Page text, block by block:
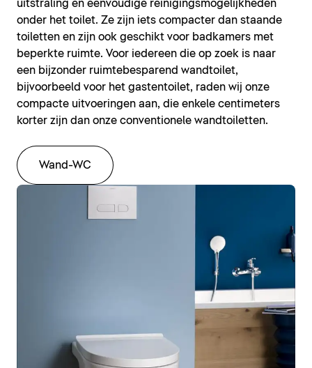
uitstraling en eenvoudige reinigingsmogelijkheden
onder het toilet. Ze zijn iets compacter dan staande
toiletten en zijn ook geschikt voor badkamers met
beperkte ruimte. Voor iedereen die op zoek is naar
een bijzonder ruimtebesparend wandtoilet,
bijvoorbeeld voor het gastentoilet, raden wij onze
compacte uitvoeringen aan, die enkele centimeters
korter zijn dan onze conventionele wandtoiletten.
Wand-WC